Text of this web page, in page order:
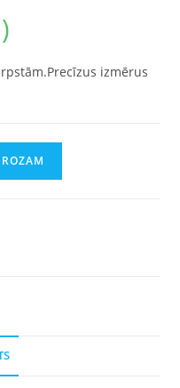
izmērus